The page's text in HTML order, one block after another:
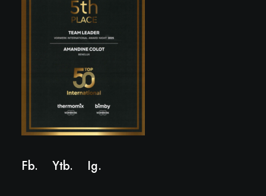
Fb. Ytb. Ig.